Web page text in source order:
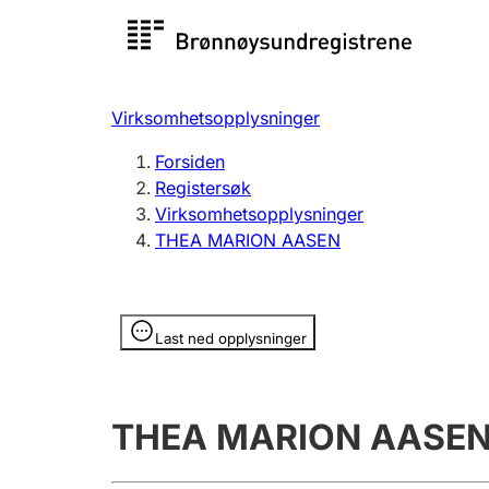
Registersøk
Registrere, endre, slette
Virksomhetsopplysninger
Forsiden
Registersøk
Virksomhetsopplysninger
THEA MARION AASEN
Last ned opplysninger
Opplysninger er skjult
THEA MARION